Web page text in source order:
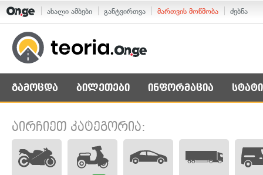
ახალი ამბები განტვირთვა მართვის მოწმობა ძებნა
გამოცდა ბილეთები ინფორმაცია
აირჩიეთ კატეგორია: